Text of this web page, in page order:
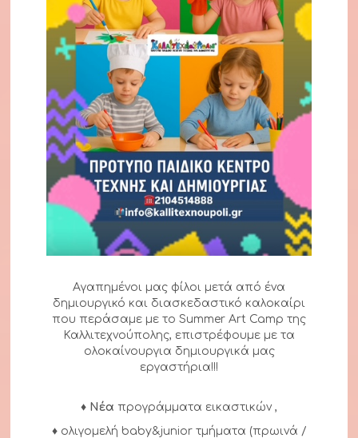
Aγαπημένοι μας φίλοι μετά από ένα
δημιουργικό και διασκεδαστικό καλοκαίρι
που περάσαμε με το Summer Art Camp της
Καλλιτεχνούπολης, επιστρέφουμε με τα
ολοκαίνουργια δημιουργικά μας
εργαστήρια!!!
♦ Νέα προγράμματα εικαστικών ,
♦ ολιγομελή baby&junior τμήματα (πρωινά /